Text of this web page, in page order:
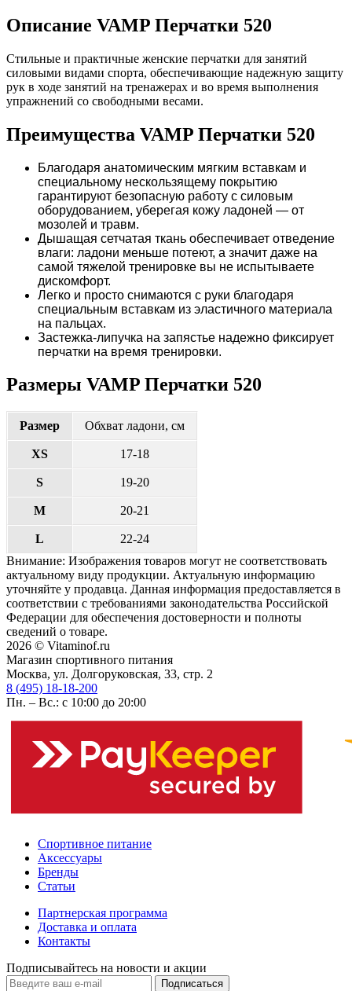
Описание VAMP Перчатки 520
Стильные и практичные женские перчатки для занятий
силовыми видами спорта, обеспечивающие надежную защиту
рук в ходе занятий на тренажерах и во время выполнения
упражнений со свободными весами.
Преимущества VAMP Перчатки 520
Благодаря анатомическим мягким вставкам и
специальному нескользящему покрытию
гарантируют безопасную работу с силовым
оборудованием, уберегая кожу ладоней — от
мозолей и травм.
Дышащая сетчатая ткань обеспечивает отведение
влаги: ладони меньше потеют, а значит даже на
самой тяжелой тренировке вы не испытываете
дискомфорт.
Легко и просто снимаются с руки благодаря
специальным вставкам из эластичного материала
на пальцах.
Застежка-липучка на запястье надежно фиксирует
перчатки на время тренировки.
Размеры VAMP Перчатки 520
Размер Обхват ладони, см
XS 17-18
S 19-20
M 20-21
L
22-24
Внимание: Изображения товаров могут не соответствовать
актуальному виду продукции. Актуальную информацию
уточняйте у продавца. Данная информация предоставляется в
соответствии с требованиями законодательства Российской
Федерации для обеспечения достоверности и полноты
сведений о товаре.
2026 © Vitaminof.ru
Магазин спортивного питания
Москва, ул. Долгоруковская, 33, стр. 2
8 (495) 18-18-200
Пн. – Вс.: с 10:00 до 20:00
Спортивное питание
Аксессуары
Бренды
Статьи
Партнерская программа
Доставка и оплата
Контакты
Подписывайтесь на новости и акции
Подписаться